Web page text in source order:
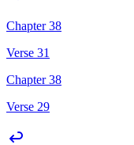
Chapter 38
Verse 31
Chapter 38
Verse 29